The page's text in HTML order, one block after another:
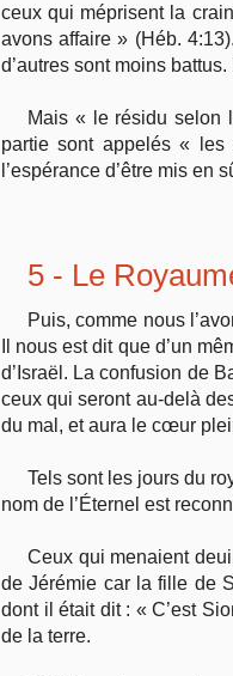
ceux qui méprisent la
avons affaire » (Héb.
d’autres sont moins
Mais « le résidu selon
partie sont appelés « les
l’espérance d’être mis en
5 - Le
Puis, comme nous
Il nous est dit que d’un
d’Israël. La confusion de
ceux qui seront au-delà
du mal, et aura le cœur
Tels sont les jours du
nom de l’Éternel est
Ceux qui menaient
de Jérémie car la fille de
dont il était dit : « C’est
de la terre.